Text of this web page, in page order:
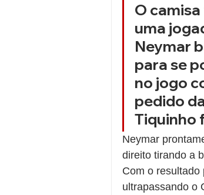
O
uma
Neymar
para se
no jogo
pedido
Tiquinho
Neymar
direito tirando a
Com o resultado
ultrapassando o